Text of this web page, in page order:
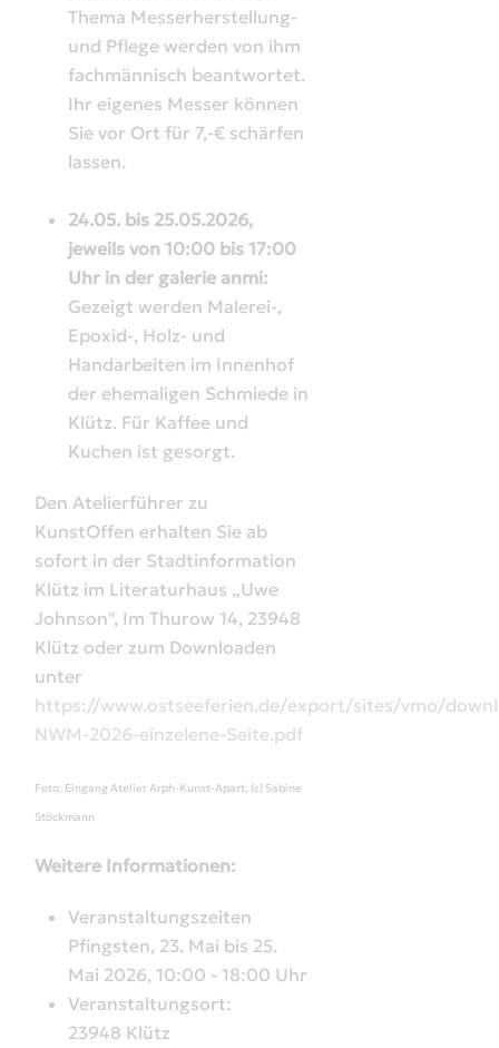
Thema Messerherstellung-
und Pflege werden von ihm
fachmännisch beantwortet.
Ihr eigenes Messer können
Sie vor Ort für 7,-€ schärfen
lassen.
24.05. bis 25.05.2026,
jeweils von 10:00 bis 17:00
Uhr in der galerie anmi:
Gezeigt werden Malerei-,
Epoxid-, Holz- und
Handarbeiten im Innenhof
der ehemaligen Schmiede in
Klütz. Für Kaffee und
Kuchen ist gesorgt.
Den Atelierführer zu
KunstOffen erhalten Sie ab
sofort in der Stadtinformation
Klütz im Literaturhaus „Uwe
Johnson", Im Thurow 14, 23948
Klütz oder zum Downloaden
unter
https://www.ostseeferien.de/export/sites/vmo/
NWM-2026-einzelene-Seite.pdf
Foto: Eingang Atelier Arph-Kunst-Apart, (c) Sabine
Stöckmann
Weitere Informationen:
Veranstaltungszeiten
Pfingsten, 23. Mai bis 25.
Mai 2026, 10:00 - 18:00 Uhr
Veranstaltungsort:
23948 Klütz